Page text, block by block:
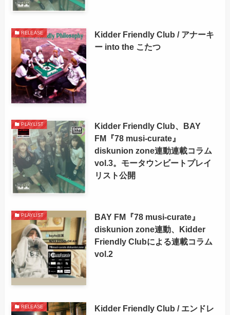
RELEASE
Kidder Friendly Club / アナーキ
ー into the こたつ
PLAYLIST
Kidder Friendly Club、BAY
FM『78 musi-curate』
diskunion zone連動連載コラム
vol.3。モータウンビートプレイ
リスト公開
PLAYLIST
BAY FM『78 musi-curate』
diskunion zone連動、Kidder
Friendly Clubによる連載コラム
vol.2
RELEASE Kidder Friendly Club / エンドレ